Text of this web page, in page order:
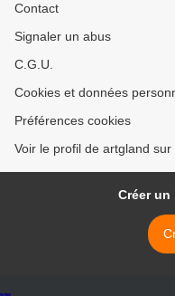
Contact
Signaler un abus
C.G.U.
Cookies et données
Préférences cookies
Voir le profil de artgland
Créer